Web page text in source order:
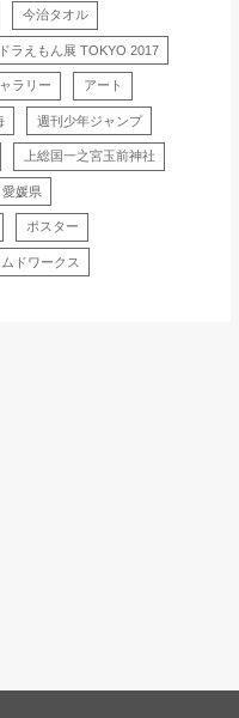
今治タオル
ラえもん展 TOKYO 2017
ラリー アート
週刊少年ジャンプ
上総国一之宮玉前神社
愛媛県
ポスター
ドワークス